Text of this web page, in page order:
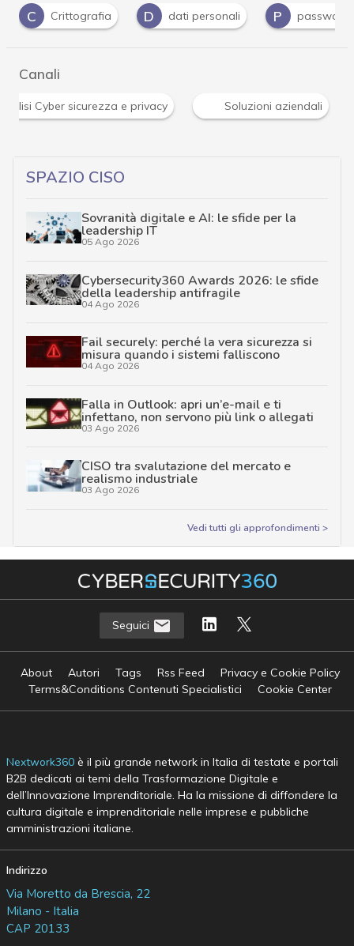
D dati personali P password P
Canali
attualità e analisi Cyber sicurezza e privacy Soluzioni
SPAZIO CISO
Sovranità digitale e AI: le sfide per la
leadership IT
05 Ago 2026
Cybersecurity360 Awards 2026: le sfide
della leadership antifragile
04 Ago 2026
Fail securely: perché la vera sicurezza si
misura quando i sistemi falliscono
04 Ago 2026
Falla in Outlook: apri un’e-mail e ti
infettano, non servono più link o allegati
03 Ago 2026
CISO tra svalutazione del mercato e
realismo industriale
03 Ago 2026
Vedi tutti gli approfondimenti >
Seguici
About Autori Tags Rss Feed
Privacy e Cookie Policy
Terms&Conditions Contenuti Specialistici
Cookie Center
Nextwork360è il più grande network in Italia di testate e portali
B2B dedicati ai temi della Trasformazione Digitale e
dell’Innovazione Imprenditoriale. Ha la missione di diffondere la
cultura digitale e imprenditoriale nelle imprese e pubbliche
amministrazioni italiane.
Indirizzo
Via Moretto da Brescia, 22
Milano - Italia
CAP 20133